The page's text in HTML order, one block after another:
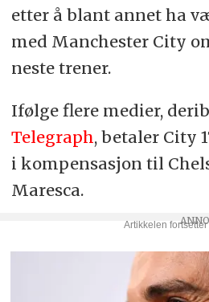
etter å blant annet ha
med Manchester City
neste trener.
Ifølge flere medier,
Telegraph, betaler City
i kompensasjon til
Maresca.